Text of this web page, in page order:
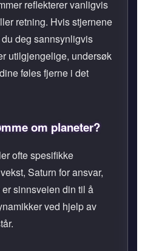
reflekterer vanligvis
retning. Hvis stjernene
deg sannsynligvis
utilgjengelige, undersøk
føles fjerne i det
om planeter?
ofte spesifikke
Saturn for ansvar,
sinnsveien din til å
ved hjelp av